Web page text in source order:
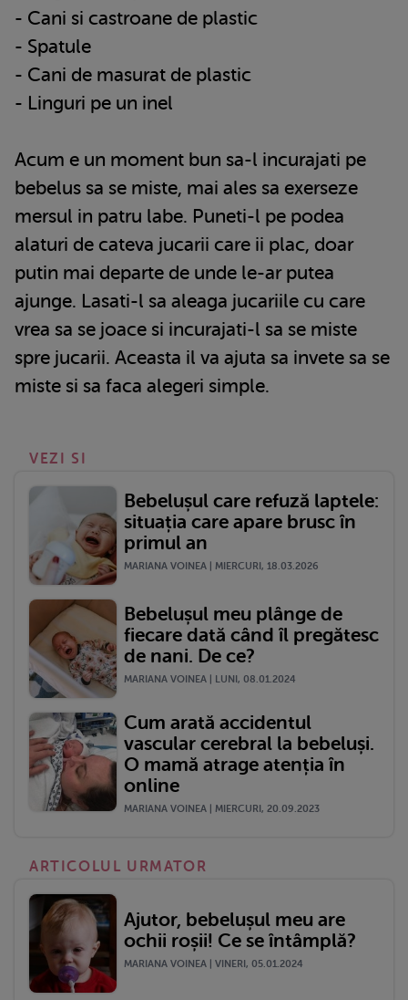
- Cani si castroane de plastic
- Spatule
- Cani de masurat de plastic
- Linguri pe un inel
Acum e un moment bun sa-l incurajati pe
bebelus sa se miste, mai ales sa exerseze
mersul in patru labe. Puneti-l pe podea
alaturi de cateva jucarii care ii plac, doar
putin mai departe de unde le-ar putea
ajunge. Lasati-l sa aleaga jucariile cu care
vrea sa se joace si incurajati-l sa se miste
spre jucarii. Aceasta il va ajuta sa invete sa se
miste si sa faca alegeri simple.
VEZI SI
Bebelușul care refuză laptele:
situația care apare brusc în
primul an
MARIANA VOINEA | MIERCURI, 18.03.2026
Bebelușul meu plânge de
fiecare dată când îl pregătesc
de nani. De ce?
MARIANA VOINEA | LUNI, 08.01.2024
Cum arată accidentul
vascular cerebral la bebeluși.
O mamă atrage atenția în
online
MARIANA VOINEA | MIERCURI, 20.09.2023
ARTICOLUL URMATOR
Ajutor, bebelușul meu are
ochii roșii! Ce se întâmplă?
MARIANA VOINEA | VINERI, 05.01.2024